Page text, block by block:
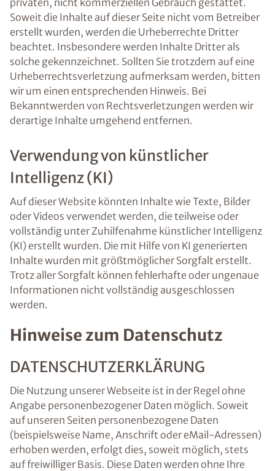
privaten, nicht kommerziellen Gebrauch gestattet.
Soweit die Inhalte auf dieser Seite nicht vom Betreiber
erstellt wurden, werden die Urheberrechte Dritter
beachtet. Insbesondere werden Inhalte Dritter als
solche gekennzeichnet. Sollten Sie trotzdem auf eine
Urheberrechtsverletzung aufmerksam werden, bitten
wir um einen entsprechenden Hinweis. Bei
Bekanntwerden von Rechtsverletzungen werden wir
derartige Inhalte umgehend entfernen.
Verwendung von künstlicher
Intelligenz (KI)
Auf dieser Website könnten Inhalte wie Texte, Bilder
oder Videos verwendet werden, die teilweise oder
vollständig unter Zuhilfenahme künstlicher Intelligenz
(KI) erstellt wurden. Die mit Hilfe von KI generierten
Inhalte wurden mit größtmöglicher Sorgfalt erstellt.
Trotz aller Sorgfalt können fehlerhafte oder ungenaue
Informationen nicht vollständig ausgeschlossen
werden.
Hinweise zum Datenschutz
DATENSCHUTZERKLÄRUNG
Die Nutzung unserer Webseite ist in der Regel ohne
Angabe personenbezogener Daten möglich. Soweit
auf unseren Seiten personenbezogene Daten
(beispielsweise Name, Anschrift oder eMail-Adressen)
erhoben werden, erfolgt dies, soweit möglich, stets
auf freiwilliger Basis. Diese Daten werden ohne Ihre